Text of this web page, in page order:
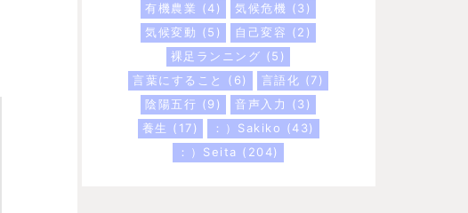
有機農業 (4) 気候危機 (3)
気候変動 (5) 自己変容 (2)
裸足ランニング (5)
言葉にすること
(6) 言語化 (7)
陰陽五行 (9) 音声入力
(3)
養生
(17) ：）Sakiko (43)
：）Seita (204)